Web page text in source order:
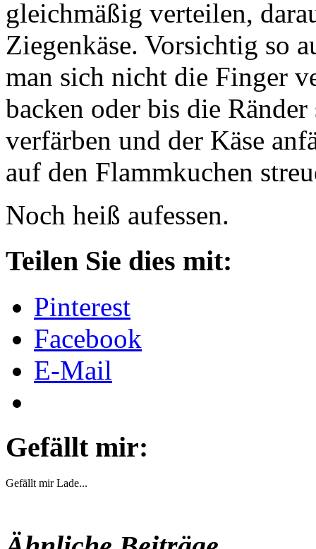
gleichmäßig verteilen,
Ziegenkäse. Vorsichtig so
man sich nicht die Finger
backen oder bis die
verfärben und der Käse
auf den Flammkuchen
Noch heiß aufessen.
Teilen Sie dies mit:
Pinterest
Facebook
E-Mail
Gefällt mir:
Gefällt mir Lade...